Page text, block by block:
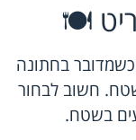
🍽️
בחתונה
חשוב לבחור
בשטח.